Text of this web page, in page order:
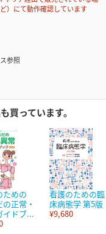
）にて動作確認しています
参照
買っています。
ための
正常・
イドブ...
看護のための臨
床病態学 第5版
¥9,680